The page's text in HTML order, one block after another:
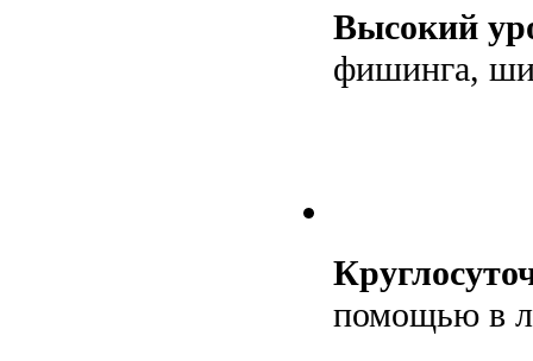
Высокий
фишинга,
помощью в